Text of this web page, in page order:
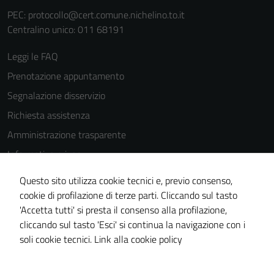
PEC: protocollo@cert.comune.nichelino.to.it
Centralino unico: 011 68191
Leggi le FAQ
Prenotazione appuntamento
Segnalazione disservizio
Richiesta assistenza
Amministrazione trasparente
Informativa privacy
Cookie Policy
Note legali
Dichiarazione di accessibilità
Piano di miglioramento del sito
Questo sito utilizza cookie tecnici e, previo consenso,
cookie di profilazione di terze parti. Cliccando sul tasto
'Accetta tutti' si presta il consenso alla profilazione,
cliccando sul tasto 'Esci' si continua la navigazione con i
soli cookie tecnici. Link alla cookie policy